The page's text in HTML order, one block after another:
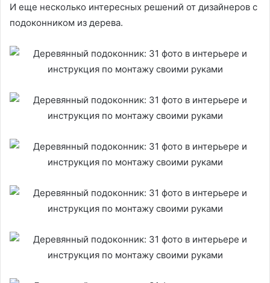
И еще несколько интересных решений от дизайнеров с
подоконником из дерева.